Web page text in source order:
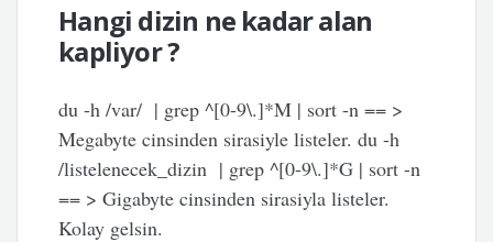
Hangi dizin ne kadar alan
kapliyor ?
du -h /var/ | grep ^[0-9\.]*M | sort -n == >
Megabyte cinsinden sirasiyle listeler. du -h
/listelenecek_dizin | grep ^[0-9\.]*G | sort -n
== > Gigabyte cinsinden sirasiyla listeler.
Kolay gelsin.